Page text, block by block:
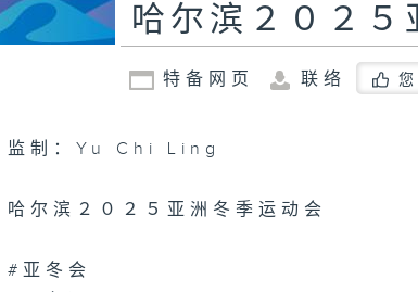
哈尔滨２０２５
特备网页 联络
监制：Yu Chi Ling
哈尔滨２０２５亚洲冬季运动会
#亚冬会